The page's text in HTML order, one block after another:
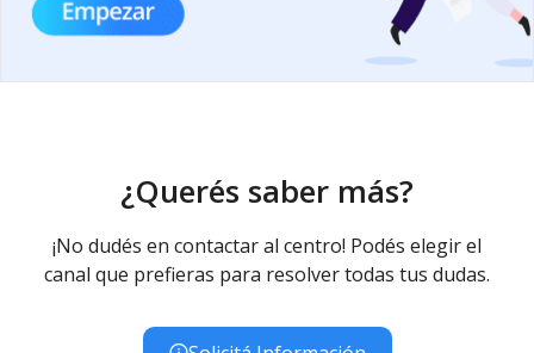
¿Querés saber más?
¡No dudés en contactar al centro! Podés elegir el
canal que prefieras para resolver todas tus dudas.